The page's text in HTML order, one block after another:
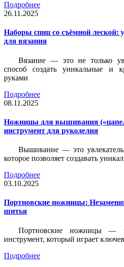
Подробнее
26.11.2025
Наборы спиц со съёмной леской:
для вязания
Вязание — это не только
способ создать уникальные и
руками
Подробнее
08.11.2025
Ножницы для вышивания
инструмент для рукоделия
Вышивание — это
которое позволяет создавать
Подробнее
03.10.2025
Портновские ножницы:
шитья
Портновские ножницы —
инструмент, который играет
Подробнее